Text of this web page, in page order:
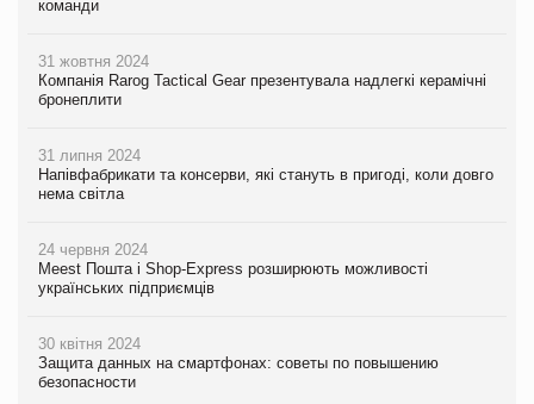
команди
31 жовтня 2024
Компанія Rarog Tactical Gear презентувала надлегкі керамічні
бронеплити
31 липня 2024
Напівфабрикати та консерви, які стануть в пригоді, коли довго
нема світла
24 червня 2024
Meest Пошта і Shop-Express розширюють можливості
українських підприємців
30 квітня 2024
Защита данных на смартфонах: советы по повышению
безопасности